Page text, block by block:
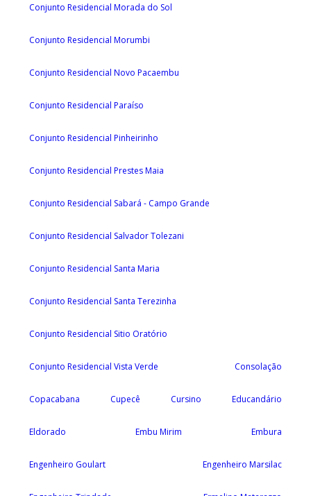
Conjunto Residencial Morada do Sol
Conjunto Residencial Morumbi
Conjunto Residencial Novo Pacaembu
Conjunto Residencial Paraíso
Conjunto Residencial Pinheirinho
Conjunto Residencial Prestes Maia
Conjunto Residencial Sabará - Campo Grande
Conjunto Residencial Salvador Tolezani
Conjunto Residencial Santa Maria
Conjunto Residencial Santa Terezinha
Conjunto Residencial Sitio Oratório
Conjunto Residencial Vista Verde Consolação
Copacabana Cupecê Cursino Educandário
Eldorado Embu Mirim Embura
Engenheiro Goulart Engenheiro Marsilac